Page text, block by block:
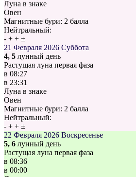
Луна в знаке
Овен
Магнитные бури: 2 балла
Нейтральный:
- + + ±
21 Февраля 2026 Суббота
4, 5 лунный день
Растущая луна первая фаза
в 08:27
в 23:31
Луна в знаке
Овен
Магнитные бури: 2 балла
Нейтральный:
- + + ±
22 Февраля 2026 Воскресенье
5, 6 лунный день
Растущая луна первая фаза
в 08:36
в 00:00